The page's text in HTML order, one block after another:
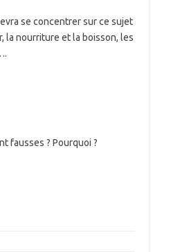
se concentrer sur ce sujet
la nourriture et la boisson, les
fausses ? Pourquoi ?